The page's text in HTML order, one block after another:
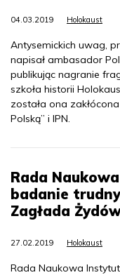
04.03.2019 Holokaust
Antysemickich uwag,
napisał ambasador
publikując nagranie
szkoła historii
została ona
Polską” i IPN.
Rada
badanie
Zagłada
27.02.2019 Holokaust
Rada Naukowa